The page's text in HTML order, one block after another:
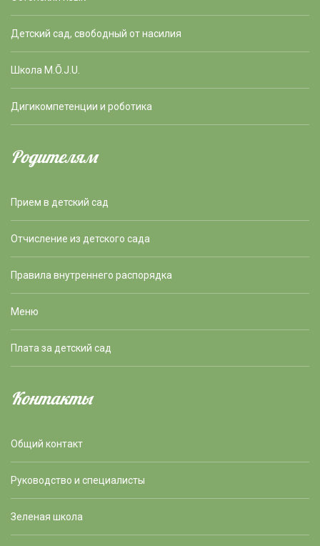
Детский сад, свободный от насилия
Школа M.Õ.J.U.
Дигикомпетенции и роботика
Родителям
Прием в детский сад
Отчисление из детского сада
Правила внутреннего распорядка
Меню
Плата за детский сад
Контакты
Общий контакт
Руководство и специалисты
Зеленая школа